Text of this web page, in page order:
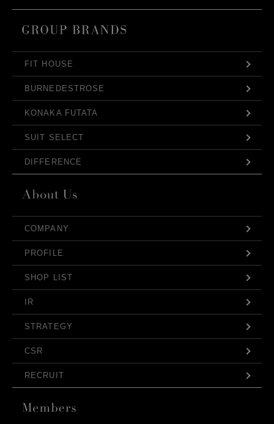
FIT HOUSE
BURNEDESTROSE
KONAKA FUTATA
SUIT SELECT
DIFFERENCE
COMPANY
PROFILE
SHOP LIST
IR
STRATEGY
CSR
RECRUIT